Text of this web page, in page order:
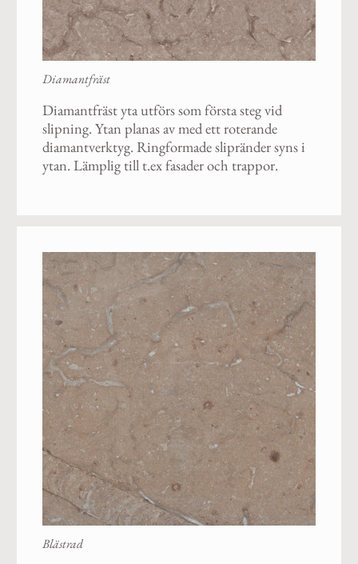
Diamantfräst
Diamantfräst yta utförs som första steg vid
slipning. Ytan planas av med ett roterande
diamantverktyg. Ringformade slipränder syns i
ytan. Lämplig till t.ex fasader och trappor.
Blästrad